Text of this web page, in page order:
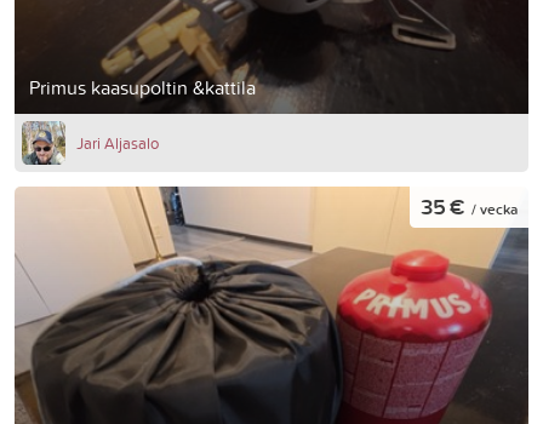
Primus kaasupoltin &kattila
Jari Aljasalo
35 € / vecka